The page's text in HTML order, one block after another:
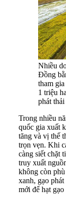
Nhiều
Đồng
tham
1 triệu
phát thải
Trong nhiều
quốc gia xuất
tăng và vị thế
trọn vẹn. Khi
càng siết chặt
truy xuất
không còn
xanh, gạo
mới để hạt